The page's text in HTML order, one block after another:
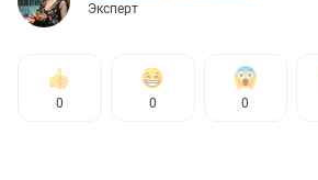
Эксперт
0 0 0